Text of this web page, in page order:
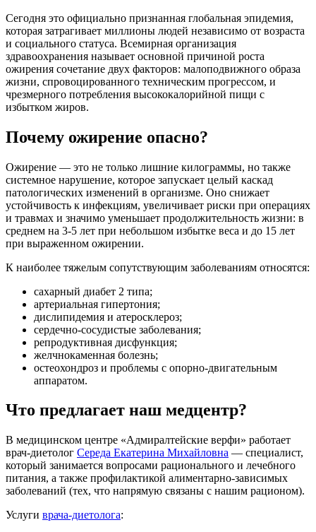
Сегодня это официально признанная глобальная эпидемия,
которая затрагивает миллионы людей независимо от возраста
и социального статуса. Всемирная организация
здравоохранения называет основной причиной роста
ожирения сочетание двух факторов: малоподвижного образа
жизни, спровоцированного техническим прогрессом, и
чрезмерного потребления высококалорийной пищи с
избытком жиров.
Почему ожирение опасно?
Ожирение — это не только лишние килограммы, но также
системное нарушение, которое запускает целый каскад
патологических изменений в организме. Оно снижает
устойчивость к инфекциям, увеличивает риски при операциях
и травмах и значимо уменьшает продолжительность жизни: в
среднем на 3-5 лет при небольшом избытке веса и до 15 лет
при выраженном ожирении.
К наиболее тяжелым сопутствующим заболеваниям относятся:
сахарный диабет 2 типа;
артериальная гипертония;
дислипидемия и атеросклероз;
сердечно-сосудистые заболевания;
репродуктивная дисфункция;
желчнокаменная болезнь;
остеохондроз и проблемы с опорно-двигательным
аппаратом.
Что предлагает наш медцентр?
В медицинском центре «Адмиралтейские верфи» работает
врач-диетолог Середа Екатерина Михайловна — специалист,
который занимается вопросами рационального и лечебного
питания, а также профилактикой алиментарно-зависимых
заболеваний (тех, что напрямую связаны с нашим рационом).
Услуги врача-диетолога: